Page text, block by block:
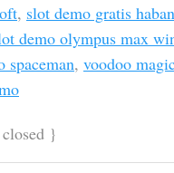
, slot demo gratis
demo olympus max
spaceman, voodoo
}